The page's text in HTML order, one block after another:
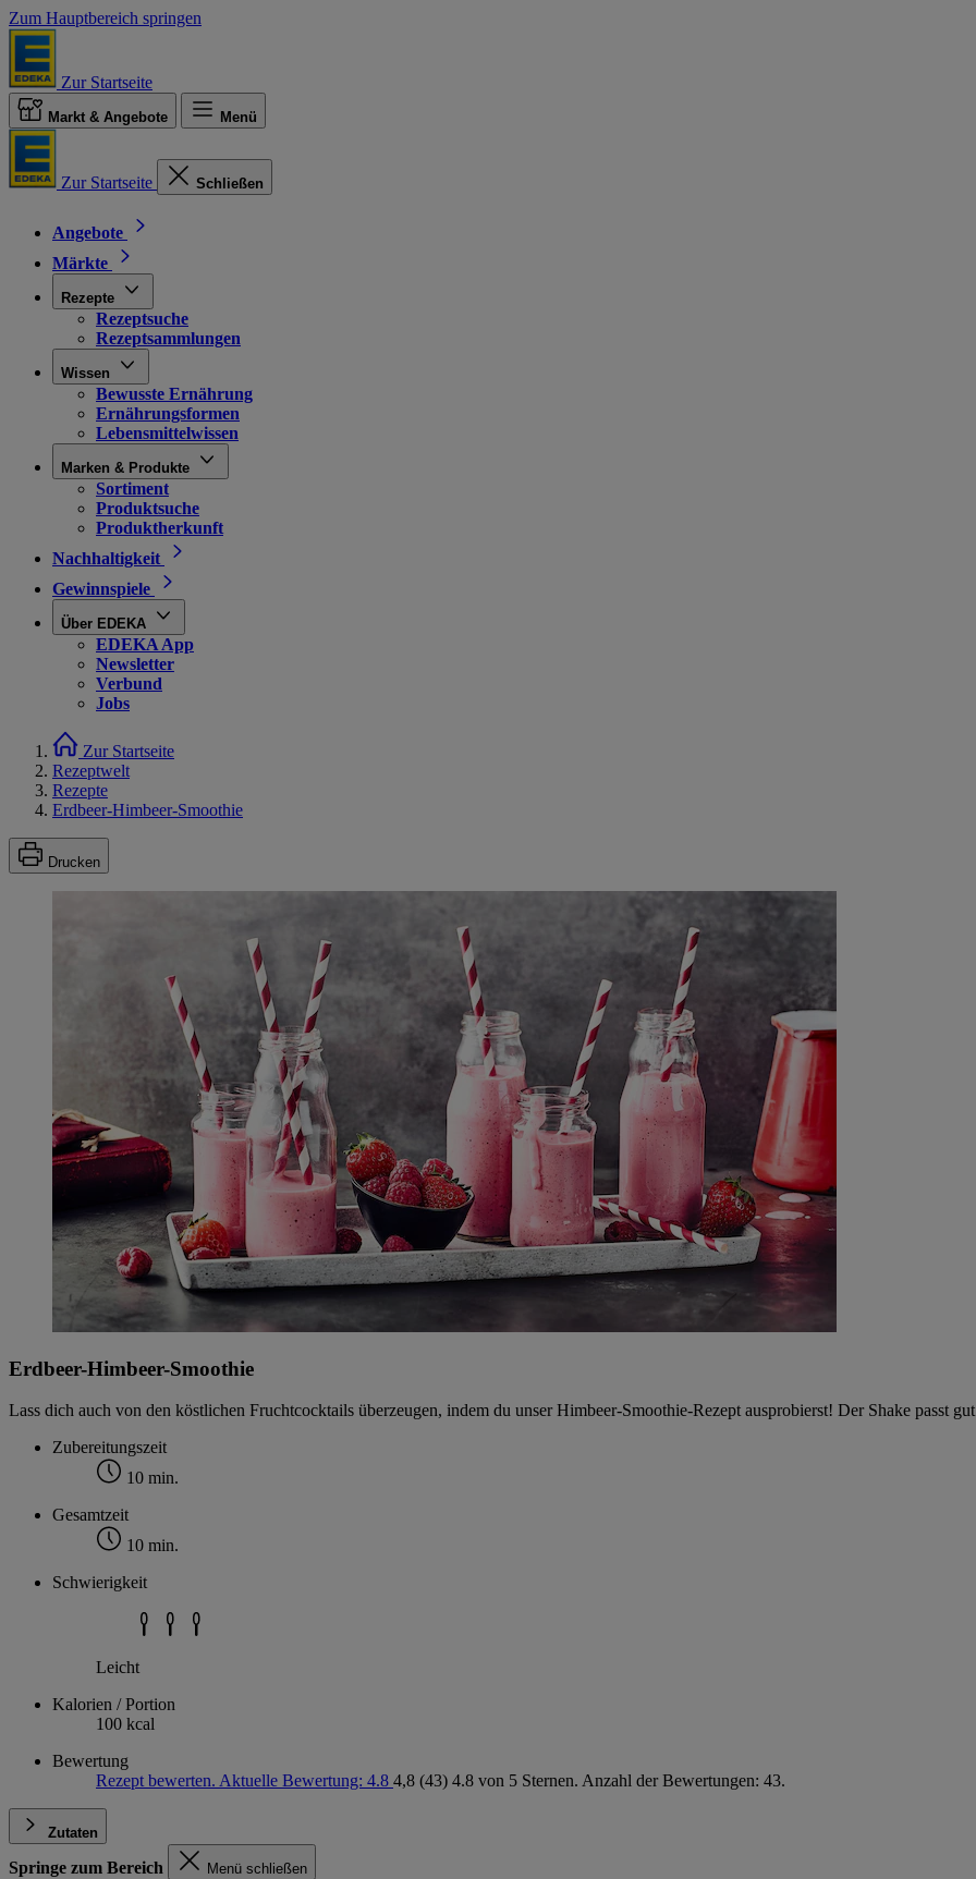
Zum Hauptbereich springen
Zur Startseite
Markt & Angebote Menü
Zur Startseite Schließen
Angebote
Märkte
Rezepte
Rezeptsuche
Rezeptsammlungen
Wissen
Bewusste Ernährung
Ernährungsformen
Lebensmittelwissen
Marken & Produkte
Sortiment
Produktsuche
Produktherkunft
Nachhaltigkeit
Gewinnspiele
Über EDEKA
EDEKA App
Newsletter
Verbund
Jobs
Zur Startseite
Rezeptwelt
Rezepte
Erdbeer-Himbeer-Smoothie
Drucken
Erdbeer-Himbeer-Smoothie
Lass dich auch von den köstlichen Fruchtcocktails überzeugen, indem du unser Himbeer-Smoothie-Rezept ausprobierst! Der Shake passt
Zubereitungszeit
10 min.
Gesamtzeit
10 min.
Schwierigkeit
Leicht
Kalorien / Portion
100 kcal
Bewertung
Rezept bewerten. Aktuelle Bewertung: 4.8 4,8 (43) 4.8 von 5 Sternen. Anzahl der Bewertungen: 43.
Zutaten
Springe zum Bereich Menü schließen